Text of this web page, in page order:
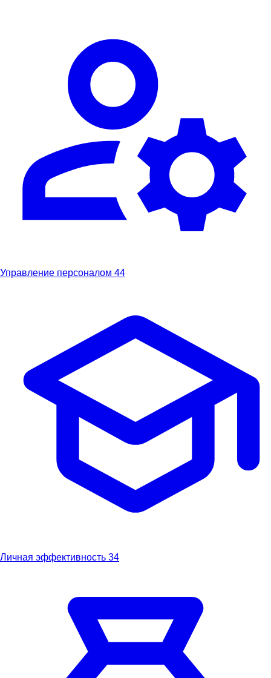
Управление персоналом 44
Личная эффективность 34